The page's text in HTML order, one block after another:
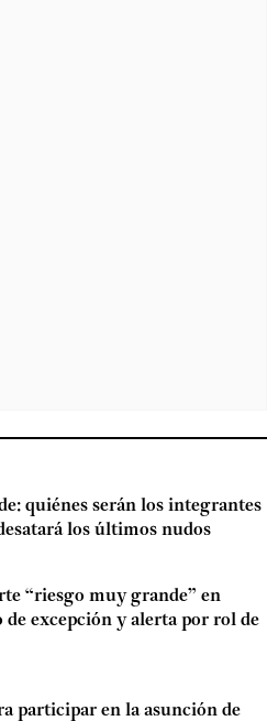
quiénes serán los integrantes
los últimos nudos
“riesgo muy grande” en
de excepción y alerta por rol de
participar en la asunción de